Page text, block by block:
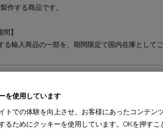
作する商品です。
】
輸入商品の一部を、期間限定で国内在庫として
ングチェア(1) スタッキングチェア(1)
品］(1) 1-3ヵ月［国内製作品］(1)
を使用しています
トでの体験を向上させ、お客様にあったコンテン
るためにクッキーを使用しています。OKを押すこ